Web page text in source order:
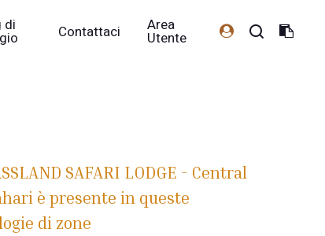
di Contattaci Area
Utente
SAFARI LODGE - Central
è presente in queste
di zone